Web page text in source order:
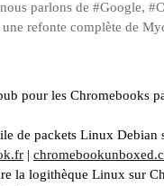
parlons de #Google,
refonte complète de
pour les Chromebooks
de packets Linux Debian
|
la logithèque Linux sur